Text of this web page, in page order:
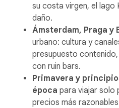
su costa virgen, el lago
daño.
Ámsterdam, Praga y
urbano: cultura y
presupuesto
con ruin bars.
Primavera y
época para viajar solo
precios más